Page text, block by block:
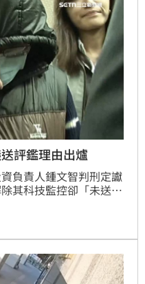
評鑑理由出爐
負責人鍾文智判刑定讞
其科技監控卻「未送
鍋。高等法院31日召開
出爐，認定2法官不僅
，卻未註記原因及時
話紀錄，均違反職務上